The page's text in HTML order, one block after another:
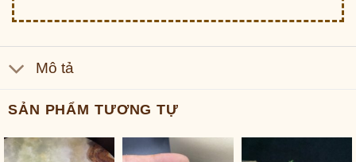
Mô tả
SẢN PHẨM TƯƠNG TỰ